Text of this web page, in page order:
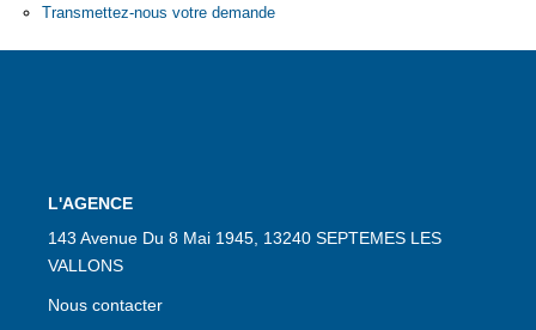
Transmettez-nous votre demande
L'AGENCE
143 Avenue Du 8 Mai 1945, 13240 SEPTEMES LES
VALLONS
Nous contacter